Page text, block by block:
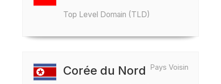
Top Level Domain (TLD)
Pays Voisin
Corée du Nord